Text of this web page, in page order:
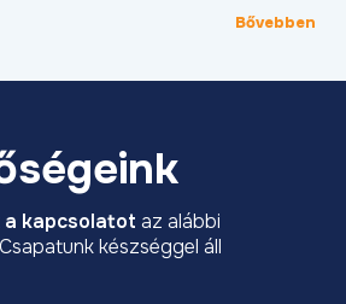
Bővebben
a kapcsolatot az alábbi
készséggel áll